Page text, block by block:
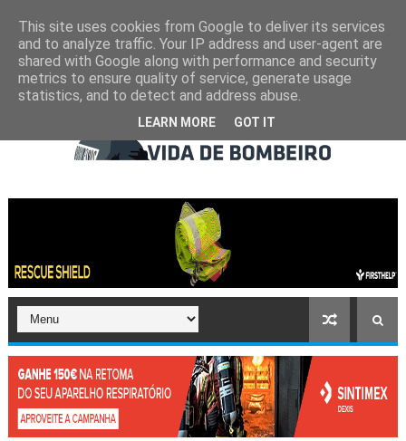
This site uses cookies from Google to deliver its services
and to analyze traffic. Your IP address and user-agent are
shared with Google along with performance and security
metrics to ensure quality of service, generate usage
statistics, and to detect and address abuse.
LEARN MORE GOT IT